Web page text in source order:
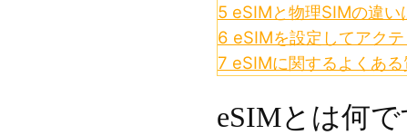
5 eSIMと物理SIMの違い
6 eSIMを設定してアク
7 eSIMに関するよくある
eSIMとは何で